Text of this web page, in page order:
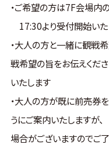
・ご希望の方は7F会場内
17:30より受付開始いた
・大人の方と一緒に観戦
戦希望の旨をお伝えくだ
いたします
・大人の方が既に前売券
うにご案内いたしますが
場合がございますのでご